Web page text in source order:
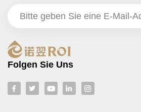
Folgen Sie Uns